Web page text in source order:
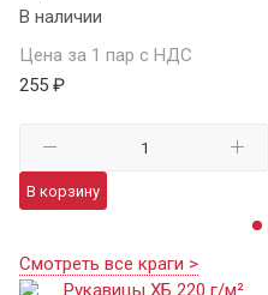
В наличии
Цена за 1 пар с НДС
255 ₽
В корзину
Смотреть все краги >